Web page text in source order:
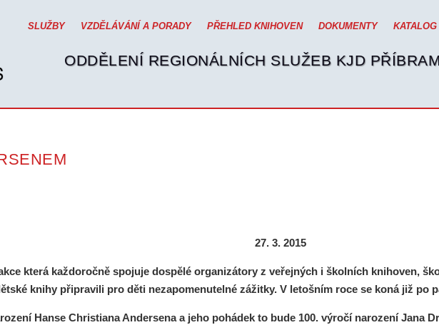
SLUŽBY VZDĚLÁVÁNÍ A PORADY PŘEHLED KNIHOVEN DOKUMENTY KATALOG
ODDĚLENÍ REGIONÁLNÍCH SLUŽEB KJD
27. 3. 2015
která každoročně spojuje dospělé organizátory z veřejných i školních knihoven,
knihy připravili pro děti nezapomenutelné zážitky. V letošním roce se koná již po
Hanse Christiana Andersena a jeho pohádek to bude 100. výročí narození Jana